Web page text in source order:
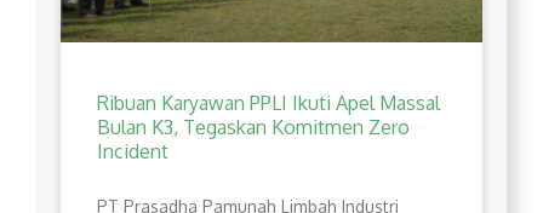
Ribuan Karyawan PPLI Ikuti Apel Massal
Bulan K3, Tegaskan Komitmen Zero
Incident
PT Prasadha Pamunah Limbah Industri